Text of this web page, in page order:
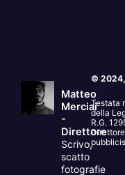
Matteo
Merciai
-
Direttore
Scrivo,
scatto
fotografie
© 2024,
Testata
della
R.G.